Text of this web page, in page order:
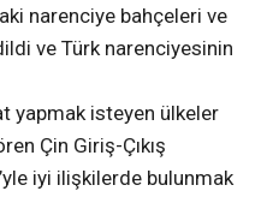
narenciye bahçeleri ve
ve Türk narenciyesinin
yapmak isteyen ülkeler
Çin Giriş-Çıkış
iyi ilişkilerde bulunmak